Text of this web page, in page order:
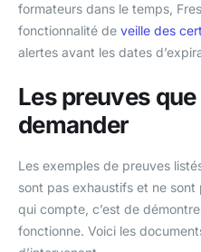
formateurs dans le temps,
fonctionnalité de veille des
alertes avant les dates
Les preuves
demander
Les exemples de preuves
sont pas exhaustifs et ne
qui compte, c’est de
fonctionne. Voici les